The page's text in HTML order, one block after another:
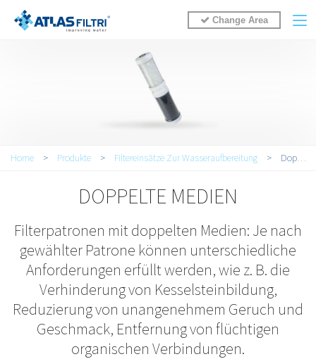
Change Area
You are here
Home > Produkte > Filtereinsätze Zur Wasseraufbereitung > Doppelte Medien
DOPPELTE MEDIEN
Filterpatronen mit doppelten Medien: Je nach
gewählter Patrone können unterschiedliche
Anforderungen erfüllt werden, wie z. B. die
Verhinderung von Kesselsteinbildung,
Reduzierung von unangenehmem Geruch und
Geschmack, Entfernung von flüchtigen
organischen Verbindungen.